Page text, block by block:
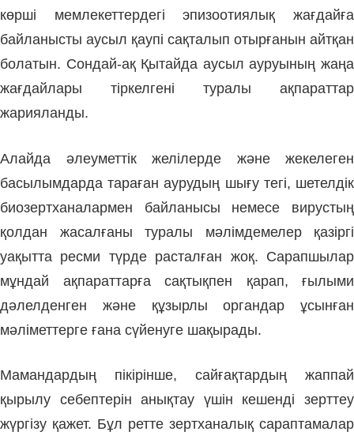
көрші мемлекеттердегі эпизоотиялық жағдайға
байланысты аусыл қаупі сақталып отырғанын айтқан
болатын. Сондай-ақ Қытайда аусыл ауруының жаңа
жағдайлары тіркелгені туралы ақпараттар
жарияланды.
Алайда әлеуметтік желілерде және жекелеген
басылымдарда тараған аурудың шығу тегі, шетелдік
биозертханалармен байланысы немесе вирустың
қолдан жасалғаны туралы мәлімдемелер қазіргі
уақытта ресми түрде расталған жоқ. Сарапшылар
мұндай ақпараттарға сақтықпен қарап, ғылыми
дәлелденген және құзырлы органдар ұсынған
мәліметтерге ғана сүйенуге шақырады.
Мамандардың пікірінше, сайғақтардың жаппай
қырылу себептерін анықтау үшін кешенді зерттеу
жүргізу қажет. Бұл ретте зертханалық сараптамалар